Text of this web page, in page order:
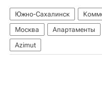
Южно-Сахалинск
Москва
Апартаменты
Azimut